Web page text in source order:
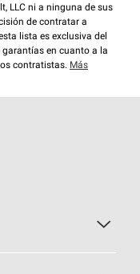
LLC ni a ninguna de sus
de contratar a
lista es exclusiva del
garantías en cuanto a la
contratistas. Más